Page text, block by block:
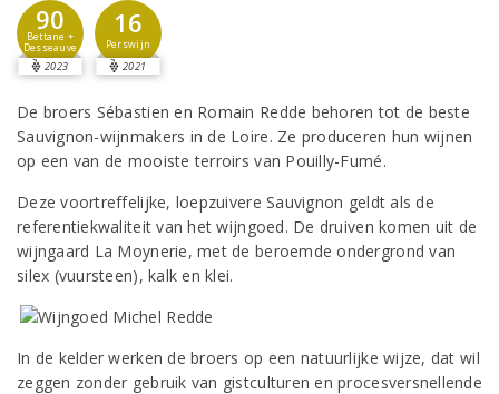
90
Bettane +
Desseauve
2023
16
Perswijn
2021
De broers Sébastien en Romain Redde behoren tot de beste
Sauvignon-wijnmakers in de Loire. Ze produceren hun wijnen
op een van de mooiste terroirs van Pouilly-Fumé.
Deze voortreffelijke, loepzuivere Sauvignon geldt als de
referentiekwaliteit van het wijngoed. De druiven komen uit de
wijngaard La Moynerie, met de beroemde ondergrond van
silex (vuursteen), kalk en klei.
In de kelder werken de broers op een natuurlijke wijze, dat wil
zeggen zonder gebruik van gistculturen en procesversnellende